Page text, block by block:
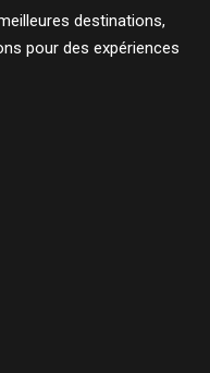
destinations,
pour des expériences